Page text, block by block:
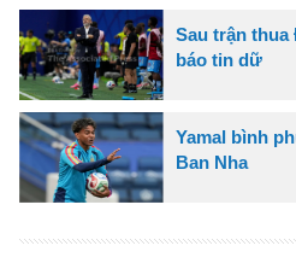
Sau trận thua
báo tin dữ
Yamal bình
Ban Nha